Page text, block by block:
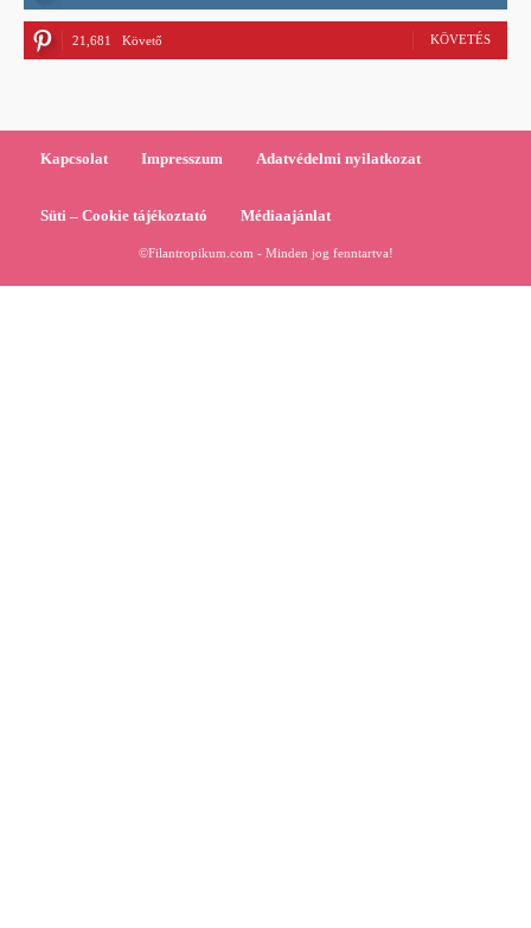
21,681 Követő KÖVETÉS
Kapcsolat Impresszum Adatvédelmi nyilatkozat
Süti – Cookie tájékoztató Médiaajánlat
©Filantropikum.com - Minden jog fenntartva!